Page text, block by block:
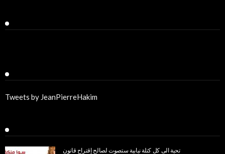
Tweets by JeanPierreHakim
تحية الى كل كتلة نيابية ستصوت لصالح إقتراح قانون